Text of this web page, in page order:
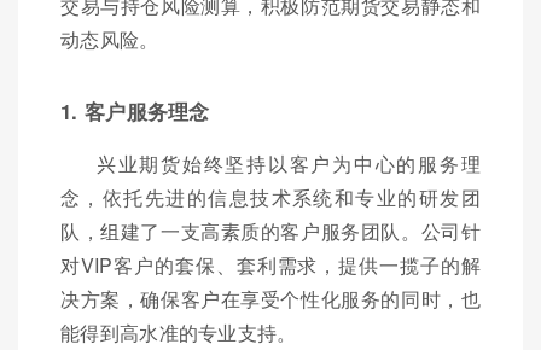
动态风险。
1. 客户服务理念
兴业期货始终坚持以客户为中心的服务理
念，依托先进的信息技术系统和专业的研发团
队，组建了一支高素质的客户服务团队。公司针
对VIP客户的套保、套利需求，提供一揽子的解
决方案，确保客户在享受个性化服务的同时，也
能得到高水准的专业支持。